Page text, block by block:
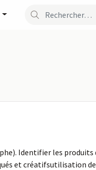
Identifier les
et créatifsutilisation